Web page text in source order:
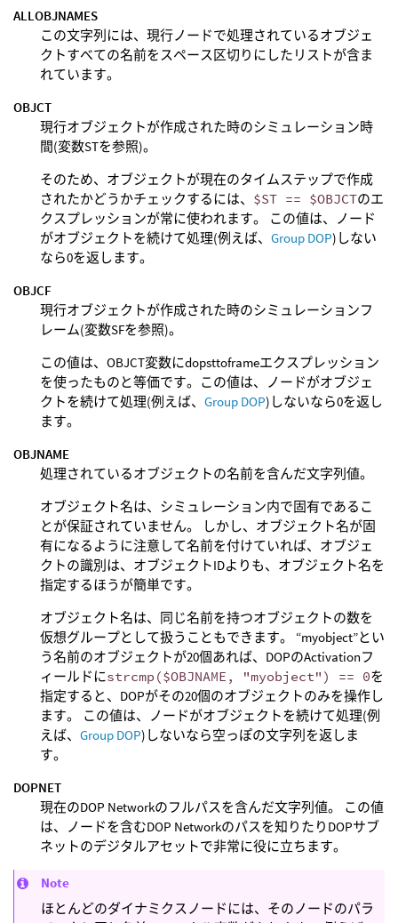
ALLOBJNAMES
この文字列には、現行ノードで処理されているオブジェ
クトすべての名前をスペース区切りにしたリストが含ま
れています。
OBJCT
現行オブジェクトが作成された時のシミュレーション時
間(変数STを参照)。
そのため、オブジェクトが現在のタイムステップで作成
されたかどうかチェックするには、 $ST == $OBJCTのエ
クスプレッションが常に使われます。 この値は、ノード
がオブジェクトを続けて処理(例えば、 Group DOP)しない
なら0を返します。
OBJCF
現行オブジェクトが作成された時のシミュレーションフ
レーム(変数SFを参照)。
この値は、OBJCT変数にdopsttoframeエクスプレッション
を使ったものと等価です。この値は、ノードがオブジェ
クトを続けて処理(例えば、 Group DOP)しないなら0を返し
ます。
OBJNAME
処理されているオブジェクトの名前を含んだ文字列値。
オブジェクト名は、シミュレーション内で固有であるこ
とが保証されていません。 しかし、オブジェクト名が固
有になるように注意して名前を付けていれば、オブジェ
クトの識別は、オブジェクトIDよりも、オブジェクト名を
指定するほうが簡単です。
オブジェクト名は、同じ名前を持つオブジェクトの数を
仮想グループとして扱うこともできます。 “myobject”とい
う名前のオブジェクトが20個あれば、DOPのActivationフ
ィールドにstrcmp($OBJNAME, "myobject") == 0を
指定すると、DOPがその20個のオブジェクトのみを操作し
ます。 この値は、ノードがオブジェクトを続けて処理(例
えば、 Group DOP)しないなら空っぽの文字列を返しま
す。
DOPNET
現在のDOP Networkのフルパスを含んだ文字列値。 この値
は、ノードを含むDOP Networkのパスを知りたりDOPサブ
ネットのデジタルアセットで非常に役に立ちます。
Note
ほとんどのダイナミクスノードには、そのノードのパラ